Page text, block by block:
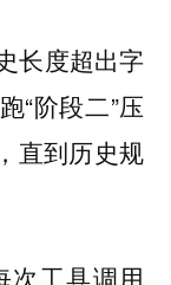
长度超出字
“阶段二”压
直到历史规
次工具调用